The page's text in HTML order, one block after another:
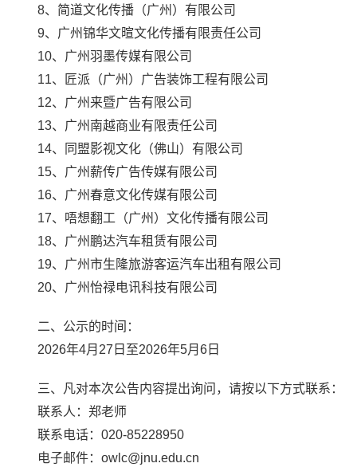
8、简道文化传播（广州）有限公司
9、广州锦华文暄文化传播有限责任公司
10、广州羽墨传媒有限公司
11、匠派（广州）广告装饰工程有限公司
12、广州来暨广告有限公司
13、广州南越商业有限责任公司
14、同盟影视文化（佛山）有限公司
15、广州薪传广告传媒有限公司
16、广州春意文化传媒有限公司
17、唔想翻工（广州）文化传播有限公司
18、广州鹏达汽车租赁有限公司
19、广州市生隆旅游客运汽车出租有限公司
20、广州怡禄电讯科技有限公司
二、公示的时间：
2026年4月 27 日至2026年5月 6日
三、凡对本次公告内容提出询问，请按以下方式联系：
联系人：郑老师
联系电话： 020-85228950
电子邮件： owlc@jnu.edu.cn